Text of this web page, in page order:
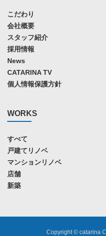
こだわり
会社概要
スタッフ紹介
採用情報
News
CATARINA TV
個人情報保護方針
WORKS
すべて
戸建てリノベ
マンションリノベ
店舗
新築
Copyright © catarina